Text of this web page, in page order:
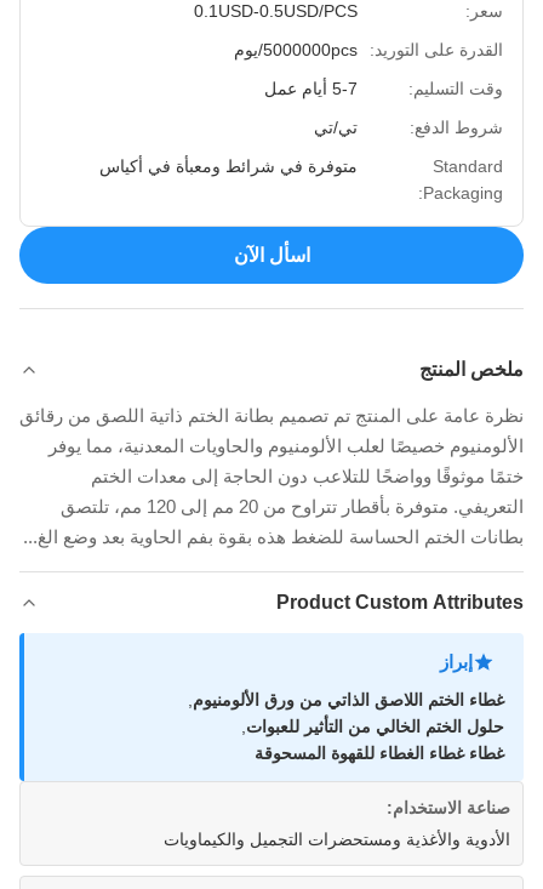
سعر:
0.1USD-0.5USD/PCS
القدرة على التوريد:
5000000pcs/يوم
وقت التسليم:
5-7 أيام عمل
شروط الدفع:
تي/تي
Standard
Packaging:
متوفرة في شرائط ومعبأة في أكياس
اسأل الآن
ملخص المنتج
نظرة عامة على المنتج تم تصميم بطانة الختم ذاتية اللصق من رقائق
الألومنيوم خصيصًا لعلب الألومنيوم والحاويات المعدنية، مما يوفر
ختمًا موثوقًا وواضحًا للتلاعب دون الحاجة إلى معدات الختم
التعريفي. متوفرة بأقطار تتراوح من 20 مم إلى 120 مم، تلتصق
بطانات الختم الحساسة للضغط هذه بقوة بفم الحاوية بعد وضع الغ...
Product Custom Attributes
إبراز
غطاء الختم اللاصق الذاتي من ورق الألومنيوم,
حلول الختم الخالي من التأثير للعبوات,
غطاء غطاء الغطاء للقهوة المسحوقة
صناعة الاستخدام:
الأدوية والأغذية ومستحضرات التجميل والكيماويات